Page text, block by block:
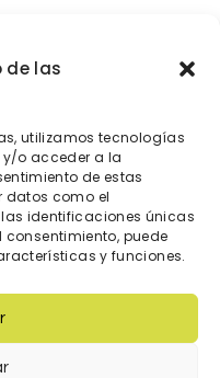
de las
utilizamos tecnologías
o acceder a la
de estas
datos como el
identificaciones únicas
consentimiento, puede
y funciones.
más de 60€.
tienda física.